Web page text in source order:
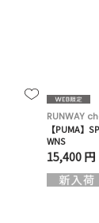
RUNWAY
【PUMA】
WNS
15,400 円